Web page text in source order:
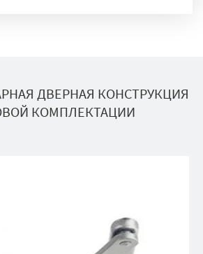
ДВЕРНАЯ КОНСТРУКЦИЯ
КОМПЛЕКТАЦИИ